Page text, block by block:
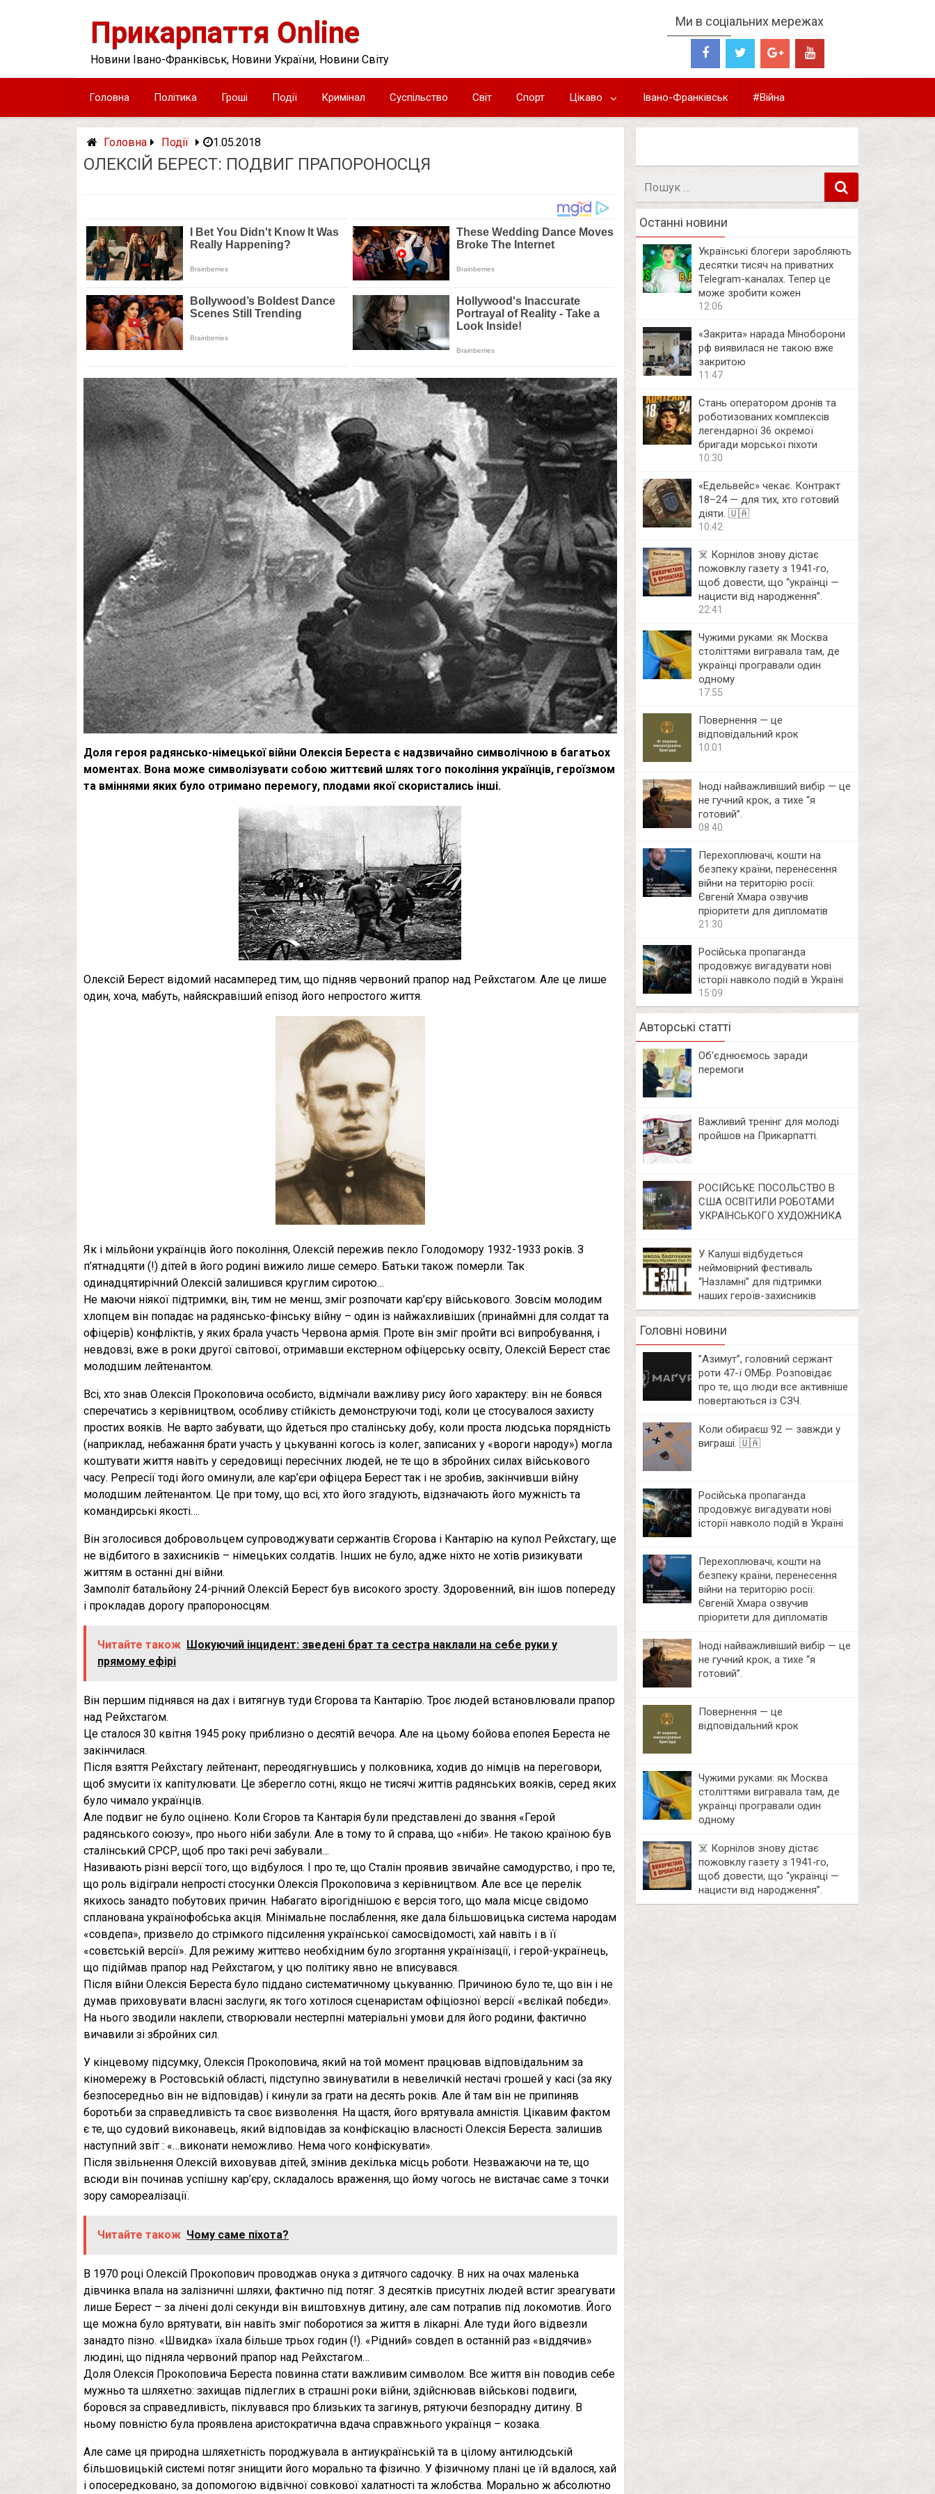
Прикарпаття Online
Новини Івано-Франківськ, Новини України, Новини Світу
Ми в соціальних мережах
Головна Політика Гроші Події Кримінал Суспільство Світ Спорт Цікаво Івано-Франківськ #Війна
Головна Події 1.05.2018
ОЛЕКСІЙ БЕРЕСТ: ПОДВИГ ПРАПОРОНОСЦЯ
Доля героя радянсько-німецької війни Олексія Береста є надзвичайно символічною в багатьох
моментах. Вона може символізувати собою життєвий шлях того покоління українців, героїзмом
та вміннями яких було отримано перемогу, плодами якої скористались інші.
Олексій Берест відомий насамперед тим, що підняв червоний прапор над Рейхстагом. Але це лише
один, хоча, мабуть, найяскравіший епізод його непростого життя.
Як і мільйони українців його покоління, Олексій пережив пекло Голодомору 1932-1933 років. З
п’ятнадцяти (!) дітей в його родині вижило лише семеро. Батьки також померли. Так
одинадцятирічний Олексій залишився круглим сиротою…
Не маючи ніякої підтримки, він, тим не менш, зміг розпочати кар’єру військового. Зовсім молодим
хлопцем він попадає на радянсько-фінську війну – один із найжахливіших (принаймні для солдат та
офіцерів) конфліктів, у яких брала участь Червона армія. Проте він зміг пройти всі випробування, і
невдовзі, вже в роки другої світової, отримавши екстерном офіцерську освіту, Олексій Берест стає
молодшим лейтенантом.
Всі, хто знав Олексія Прокоповича особисто, відмічали важливу рису його характеру: він не боявся
сперечатись з керівництвом, особливу стійкість демонструючи тоді, коли це стосувалося захисту
простих вояків. Не варто забувати, що йдеться про сталінську добу, коли проста людська порядність
(наприклад, небажання брати участь у цькуванні когось із колег, записаних у «вороги народу») могла
коштувати життя навіть у середовищі пересічних людей, не те що в збройних силах військового
часу. Репресії тоді його оминули, але кар’єри офіцера Берест так і не зробив, закінчивши війну
молодшим лейтенантом. Це при тому, що всі, хто його згадують, відзначають його мужність та
командирські якості….
Він зголосився добровольцем супроводжувати сержантів Єгорова і Кантарію на купол Рейхстагу, ще
не відбитого в захисників – німецьких солдатів. Інших не було, адже ніхто не хотів ризикувати
життям в останні дні війни.
Замполіт батальйону 24-річний Олексій Берест був високого зросту. Здоровенний, він ішов попереду
і прокладав дорогу прапороносцям.
Читайте також Шокуючий інцидент: зведені брат та сестра наклали на себе руки у
прямому ефірі
Він першим піднявся на дах і витягнув туди Єгорова та Кантарію. Троє людей встановлювали прапор
над Рейхстагом.
Це сталося 30 квітня 1945 року приблизно о десятій вечора. Але на цьому бойова епопея Береста не
закінчилася.
Після взяття Рейхстагу лейтенант, переодягнувшись у полковника, ходив до німців на переговори,
щоб змусити їх капітулювати. Це зберегло сотні, якщо не тисячі життів радянських вояків, серед яких
було чимало українців.
Але подвиг не було оцінено. Коли Єгоров та Кантарія були представлені до звання «Герой
радянського союзу», про нього ніби забули. Але в тому то й справа, що «ніби». Не такою країною був
сталінський СРСР, щоб про такі речі забували…
Називають різні версії того, що відбулося. І про те, що Сталін проявив звичайне самодурство, і про те,
що роль відіграли непрості стосунки Олексія Прокоповича з керівництвом. Але все це перелік
якихось занадто побутових причин. Набагато вірогіднішою є версія того, що мала місце свідомо
спланована українофобська акція. Мінімальне послаблення, яке дала більшовицька система народам
«совдепа», призвело до стрімкого підсилення української самосвідомості, хай навіть і в її
«совєтській версії». Для режиму життєво необхідним було згортання українізації, і герой-українець,
що підіймав прапор над Рейхстагом, у цю політику явно не вписувався.
Після війни Олексія Береста було піддано систематичному цькуванню. Причиною було те, що він і не
думав приховувати власні заслуги, як того хотілося сценаристам офіціозної версії «вєлікай побєди».
На нього зводили наклепи, створювали нестерпні матеріальні умови для його родини, фактично
вичавили зі збройних сил.
У кінцевому підсумку, Олексія Прокоповича, який на той момент працював відповідальним за
кіномережу в Ростовській області, підступно звинуватили в невеличкій нестачі грошей у касі (за яку
безпосередньо він не відповідав) і кинули за грати на десять років. Але й там він не припиняв
боротьби за справедливість та своє визволення. На щастя, його врятувала амністія. Цікавим фактом
є те, що судовий виконавець, який відповідав за конфіскацію власності Олексія Береста. залишив
наступний звіт : «…виконати неможливо. Нема чого конфіскувати».
Після звільнення Олексій виховував дітей, змінив декілька місць роботи. Незважаючи на те, що
всюди він починав успішну кар’єру, складалось враження, що йому чогось не вистачає саме з точки
зору самореалізації.
Читайте також Чому саме піхота?
В 1970 році Олексій Прокопович проводжав онука з дитячого садочку. В них на очах маленька
дівчинка впала на залізничні шляхи, фактично під потяг. З десятків присутніх людей встиг зреагувати
лише Берест – за лічені долі секунди він виштовхнув дитину, але сам потрапив під локомотив. Його
ще можна було врятувати, він навіть зміг поборотися за життя в лікарні. Але туди його відвезли
занадто пізно. «Швидка» їхала більше трьох годин (!). «Рідний» совдеп в останній раз «віддячив»
людині, що підняла червоний прапор над Рейхстагом…
Доля Олексія Прокоповича Береста повинна стати важливим символом. Все життя він поводив себе
мужньо та шляхетно: захищав підлеглих в страшні роки війни, здійснював військові подвиги,
боровся за справедливість, піклувався про близьких та загинув, рятуючи безпорадну дитину. В
ньому повністю була проявлена аристократична вдача справжнього українця – козака.
Але саме ця природна шляхетність породжувала в антиукраїнській та в цілому антилюдській
більшовицькій системі потяг знищити його морально та фізично. У фізичному плані це їй вдалося, хай
і опосередковано, за допомогою відвічної совкової халатності та жлобства. Морально ж абсолютно
Останні новини
Українські блогери заробляють
десятки тисяч на приватних
Telegram-каналах. Тепер це
може зробити кожен
12:06
«Закрита» нарада Міноборони
рф виявилася не такою вже
закритою
11:47
Стань оператором дронів та
роботизованих комплексів
легендарної 36 окремої
бригади морської піхоти
10:30
«Едельвейс» чекає. Контракт
18–24 — для тих, хто готовий
діяти. 🇺🇦
10:42
☠️ Корнілов знову дістає
пожовклу газету з 1941‑го,
щоб довести, що “українці —
нацисти від народження”.
22:41
Чужими руками: як Москва
століттями вигравала там, де
українці програвали один
одному
17:55
Повернення — це
відповідальний крок
10:01
Іноді найважливіший вибір — це
не гучний крок, а тихе “я
готовий”.
08:40
Перехоплювачі, кошти на
безпеку країни, перенесення
війни на територію росії:
Євгеній Хмара озвучив
пріоритети для дипломатів
21:30
Російська пропаганда
продовжує вигадувати нові
історії навколо подій в Україні
15:09
Авторські статті
Об‘єднюємось заради
перемоги
Важливий тренінг для молоді
пройшов на Прикарпатті.
РОСІЙСЬКЕ ПОСОЛЬСТВО В
США ОСВІТИЛИ РОБОТАМИ
УКРАЇНСЬКОГО ХУДОЖНИКА
У Калуші відбудеться
неймовірний фестиваль
“Назламні” для підтримки
наших героїв-захисників
Головні новини
⁨”Азимут”, головний сержант
роти 47-ї ОМБр. Розповідає
про те, що люди все активніше
повертаються із СЗЧ.
Коли обираєш 92 — завжди у
виграші. 🇺🇦
Російська пропаганда
продовжує вигадувати нові
історії навколо подій в Україні
Перехоплювачі, кошти на
безпеку країни, перенесення
війни на територію росії:
Євгеній Хмара озвучив
пріоритети для дипломатів
Іноді найважливіший вибір — це
не гучний крок, а тихе “я
готовий”.
Повернення — це
відповідальний крок
Чужими руками: як Москва
століттями вигравала там, де
українці програвали один
одному
☠️ Корнілов знову дістає
пожовклу газету з 1941‑го,
щоб довести, що “українці —
нацисти від народження”.